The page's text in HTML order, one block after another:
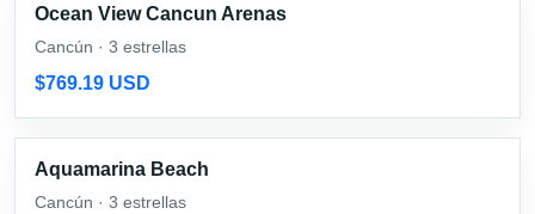
Ocean View Cancun Arenas
Cancún · 3 estrellas
$769.19 USD
Aquamarina Beach
Cancún · 3 estrellas